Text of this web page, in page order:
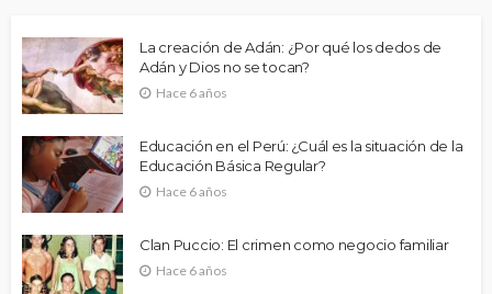
La creación de Adán: ¿Por qué los dedos de
Adán y Dios no se tocan?
Hace 6 años
Educación en el Perú: ¿Cuál es la situación de la
Educación Básica Regular?
Hace 6 años
Clan Puccio: El crimen como negocio familiar
Hace 6 años